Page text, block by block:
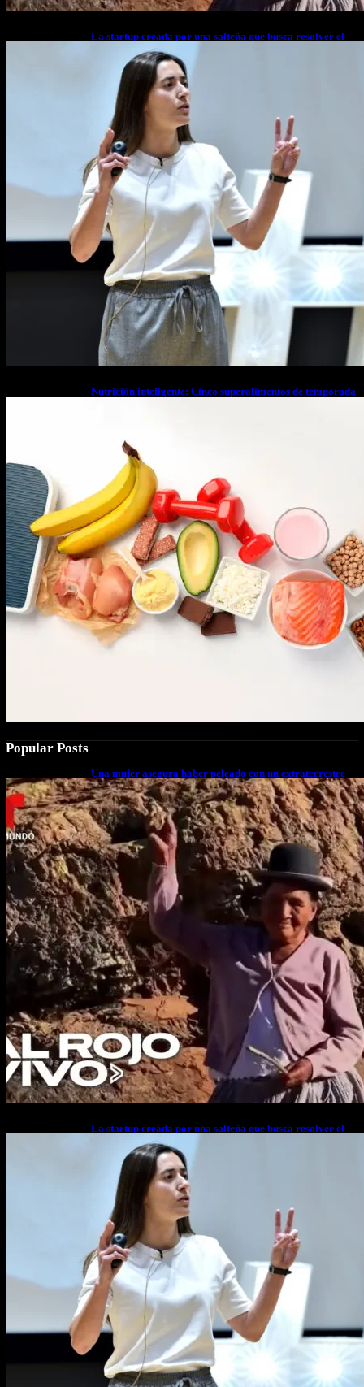
La startup creada por una salteña que busca resolver el
estrés financiero en Latinoamérica
Nutrición inteligente: Cinco superalimentos de temporada
Popular Posts
Una mujer asegura haber peleado con un extraterrestre
cuerpo a cuerpo
La startup creada por una salteña que busca resolver el
estrés financiero en Latinoamérica